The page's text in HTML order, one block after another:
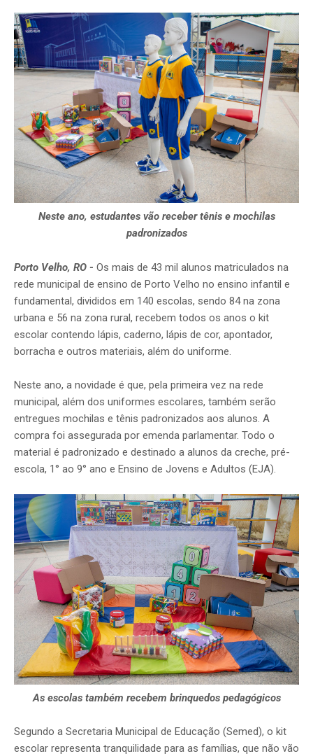
Neste ano, estudantes vão receber tênis e mochilas
padronizados
Porto Velho, RO - Os mais de 43 mil alunos matriculados na
rede municipal de ensino de Porto Velho no ensino infantil e
fundamental, divididos em 140 escolas, sendo 84 na zona
urbana e 56 na zona rural, recebem todos os anos o kit
escolar contendo lápis, caderno, lápis de cor, apontador,
borracha e outros materiais, além do uniforme.
Neste ano, a novidade é que, pela primeira vez na rede
municipal, além dos uniformes escolares, também serão
entregues mochilas e tênis padronizados aos alunos. A
compra foi assegurada por emenda parlamentar. Todo o
material é padronizado e destinado a alunos da creche, pré-
escola, 1° ao 9° ano e Ensino de Jovens e Adultos (EJA).
As escolas também recebem brinquedos pedagógicos
Segundo a Secretaria Municipal de Educação (Semed), o kit
escolar representa tranquilidade para as famílias, que não vão